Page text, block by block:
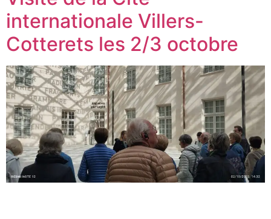
internationale Villers-
Cotterets les 2/3 octobre